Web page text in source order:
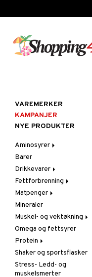
VAREMERKER
KAMPANJER
NYE PRODUKTER
Aminosyrer
Kapsler og tabletter
Pulver og drikke
Barer
Drikkevarer
Sportsdrikker
Fettforbrenning
Kapsler og tabletter
Matpenger
Pulver og drikke
Mineraler
Muskel- og vektøkning
Aminosyrer
Andre
Gainer
Kreatin
Omega og fettsyrer
Protein
Blandet protein
Soya og egg protein
Shaker og sportsflasker
Stress- Ledd- og
muskelsmerter